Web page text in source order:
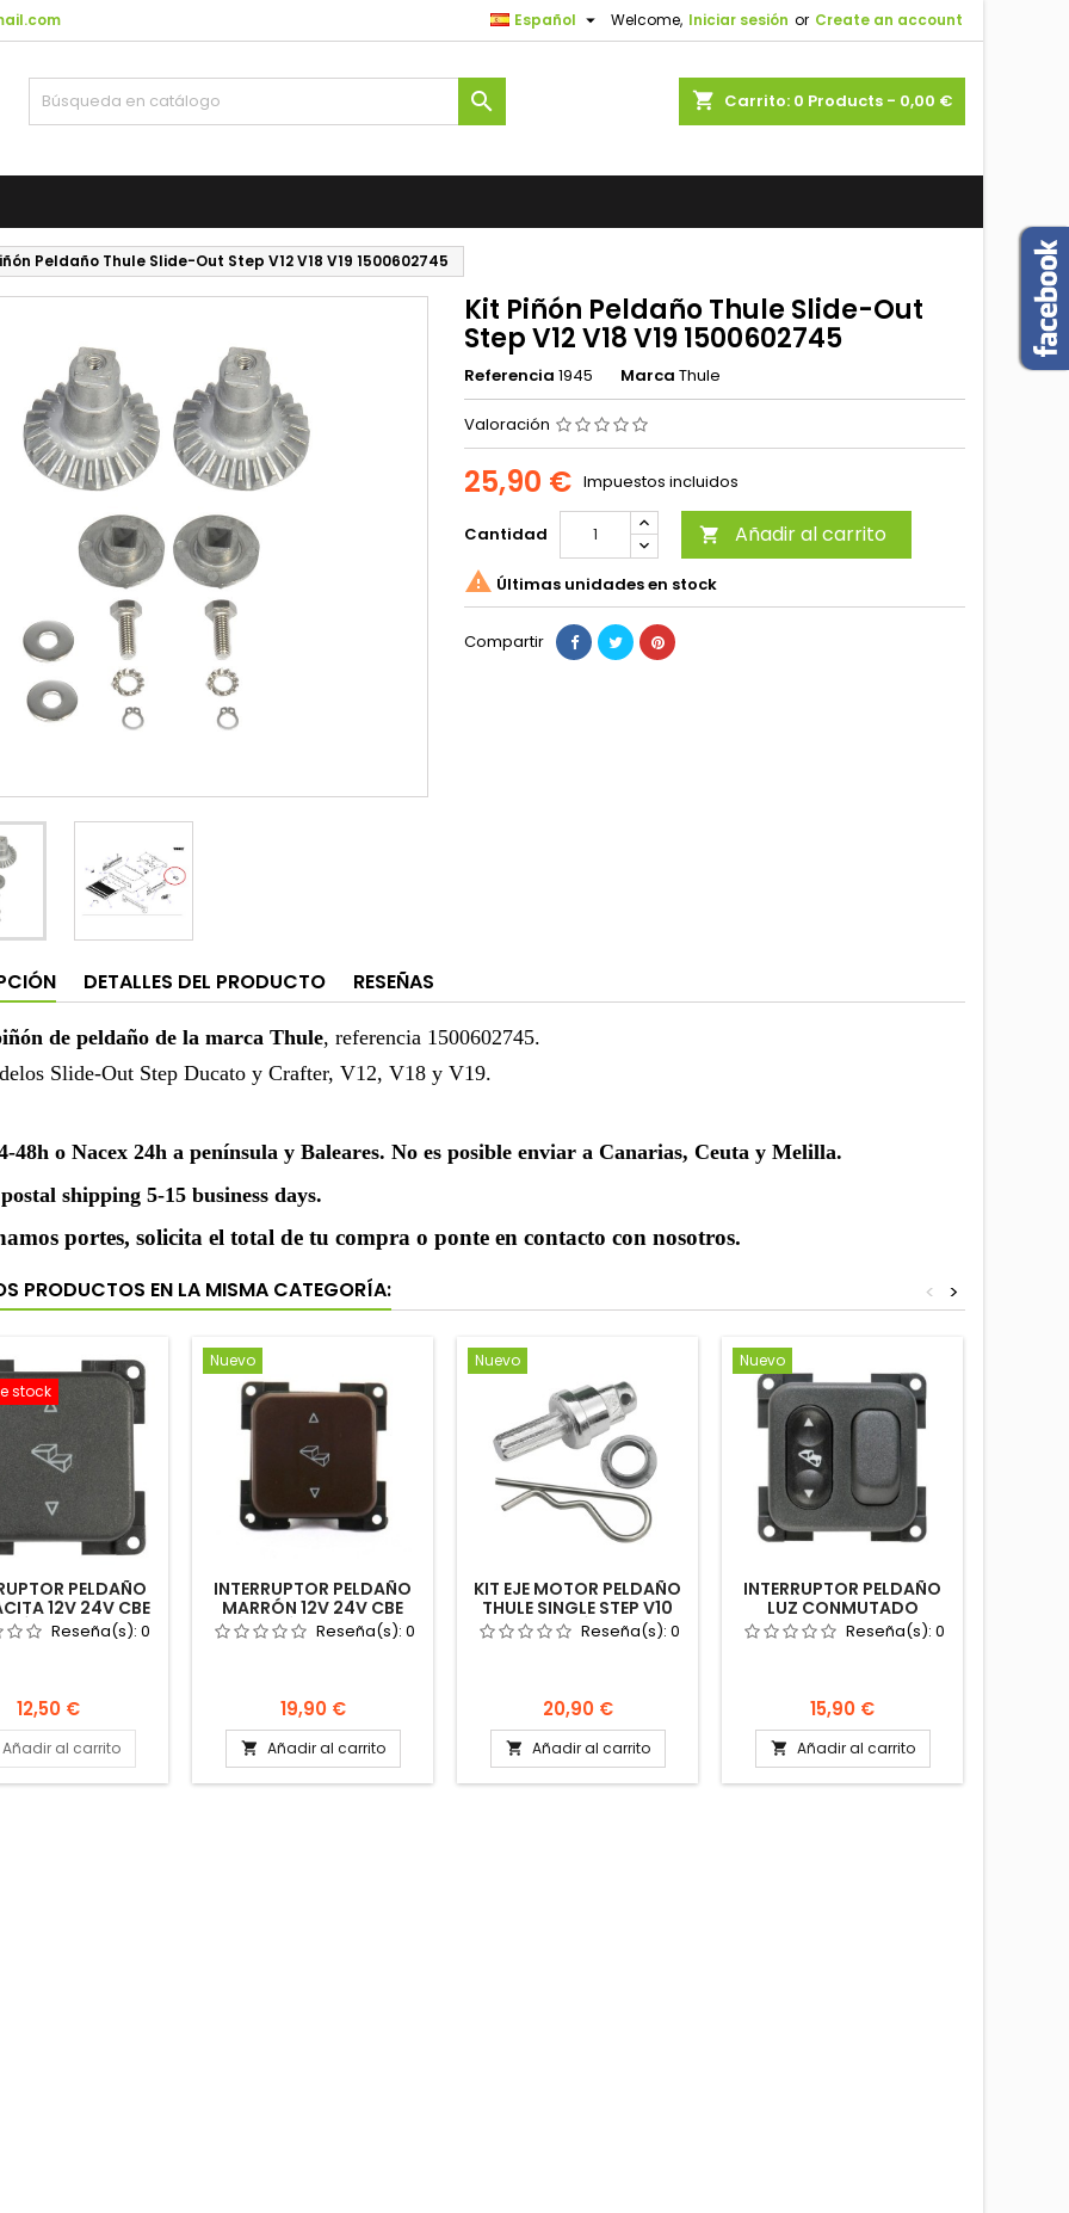
Welcome, Iniciar sesión or Create an account
Español 
shopping_cart Carrito: 0 Products - 0,00 €

Peldaño Thule Slide-Out Step V12 V18 V19 1500602745
Kit Piñón Peldaño Thule Slide-Out
Step V12 V18 V19 1500602745
Referencia 1945 Marca Thule
Valoración
25,90 € Impuestos incluidos
Cantidad  Añadir al carrito
 Últimas unidades en stock
Compartir
DETALLES DEL PRODUCTO RESEÑAS
de peldaño de la marca Thule, referencia 1500602745.
Slide-Out Step Ducato y Crafter, V12, V18 y V19.
48h o Nacex 24h a península y Baleares. No es posible enviar a Canarias, Ceuta y Melilla.
shipping 5-15 business days.
portes, solicita el total de tu compra o ponte en contacto con nosotros.
PRODUCTOS EN LA MISMA CATEGORÍA: >
<
stock
PELDAÑO
12V 24V CBE
INPROJAL
THULE STEP
Reseña(s): 0
Precio
12,50 €
Añadir al carrito
Nuevo
INTERRUPTOR PELDAÑO
MARRÓN 12V 24V CBE
ESCALÓN INPROJAL
PRESTO THULE STEP
Reseña(s): 0
Precio
19,90 €
 Añadir al carrito
Nuevo
KIT EJE MOTOR PELDAÑO
THULE SINGLE STEP V10
V15 ESCALÓN HYMER
1500603114 CAMPER
Reseña(s): 0
Precio
20,90 €
 Añadir al carrito
Nuevo
INTERRUPTOR PELDAÑO
LUZ CONMUTADO
ANTRACITA 12V 24V CBE
ESCALÓN INPROJAL
Reseña(s): 0
Precio
15,90 €
 Añadir al carrito